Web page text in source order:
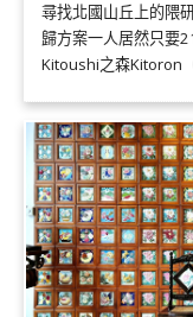
尋找北國山丘上的隈
歸方案一人居然只要
Kitoushi之森Kitoron